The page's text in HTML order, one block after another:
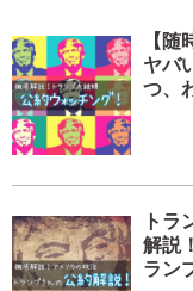
【
ヤバ
つ、
トラ
解説
ラン